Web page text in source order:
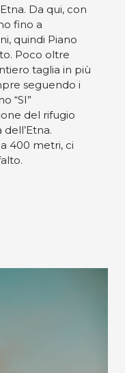
Da qui, con
fino a
quindi Piano
Poco oltre
taglia in più
seguendo i
“SI”
del rifugio
400 metri, ci